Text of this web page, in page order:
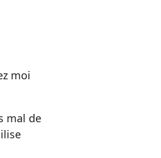
moi
mal de